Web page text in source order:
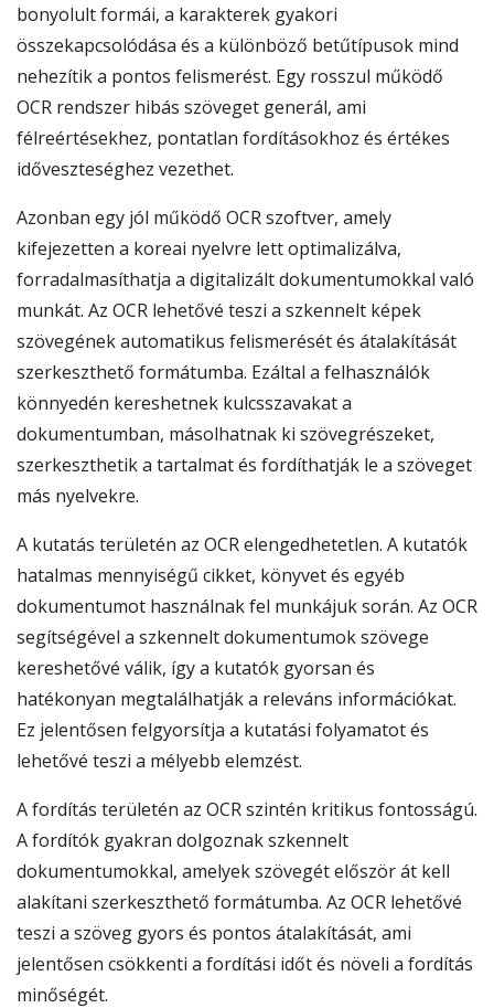
bonyolult formái, a karakterek gyakori
összekapcsolódása és a különböző betűtípusok mind
nehezítik a pontos felismerést. Egy rosszul működő
OCR rendszer hibás szöveget generál, ami
félreértésekhez, pontatlan fordításokhoz és értékes
időveszteséghez vezethet.
Azonban egy jól működő OCR szoftver, amely
kifejezetten a koreai nyelvre lett optimalizálva,
forradalmasíthatja a digitalizált dokumentumokkal való
munkát. Az OCR lehetővé teszi a szkennelt képek
szövegének automatikus felismerését és átalakítását
szerkeszthető formátumba. Ezáltal a felhasználók
könnyedén kereshetnek kulcsszavakat a
dokumentumban, másolhatnak ki szövegrészeket,
szerkeszthetik a tartalmat és fordíthatják le a szöveget
más nyelvekre.
A kutatás területén az OCR elengedhetetlen. A kutatók
hatalmas mennyiségű cikket, könyvet és egyéb
dokumentumot használnak fel munkájuk során. Az OCR
segítségével a szkennelt dokumentumok szövege
kereshetővé válik, így a kutatók gyorsan és
hatékonyan megtalálhatják a releváns információkat.
Ez jelentősen felgyorsítja a kutatási folyamatot és
lehetővé teszi a mélyebb elemzést.
A fordítás területén az OCR szintén kritikus fontosságú.
A fordítók gyakran dolgoznak szkennelt
dokumentumokkal, amelyek szövegét először át kell
alakítani szerkeszthető formátumba. Az OCR lehetővé
teszi a szöveg gyors és pontos átalakítását, ami
jelentősen csökkenti a fordítási időt és növeli a fordítás
minőségét.